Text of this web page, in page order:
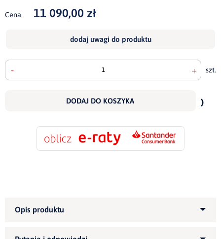
Cena 11 090,00 zł
dodaj uwagi do produktu
- + szt.
DODAJ DO KOSZYKA
do